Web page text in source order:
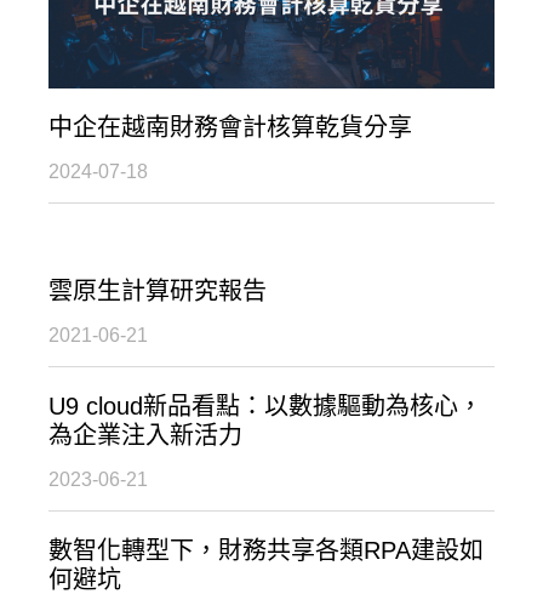
中企在越南財務會計核算乾貨分享
2024-07-18
雲原生計算研究報告
2021-06-21
U9 cloud新品看點：以數據驅動為核心，
為企業注入新活力
2023-06-21
數智化轉型下，財務共享各類RPA建設如
何避坑